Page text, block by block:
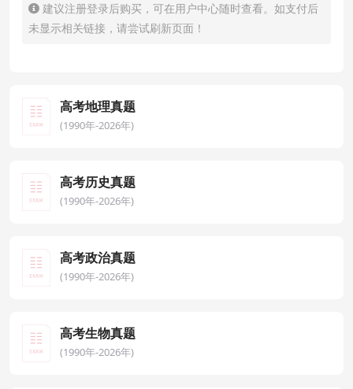
建议注册登录后购买，可在用户中心随时查看。如支付后
未显示相关链接，请尝试刷新页面！
高考地理真题
(1990年-2026年)
高考历史真题
(1990年-2026年)
高考政治真题
(1990年-2026年)
高考生物真题
(1990年-2026年)